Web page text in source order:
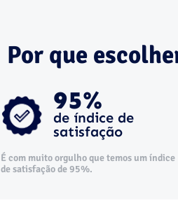
Por que
95%
de índice de
satisfação
É com muito orgulho que temos um índice
de satisfação de 95%.